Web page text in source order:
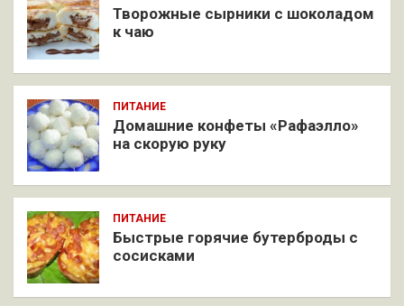
Творожные сырники с шоколадом
к чаю
ПИТАНИЕ
Домашние конфеты «Рафаэлло»
на скорую руку
ПИТАНИЕ
Быстрые горячие бутерброды с
сосисками